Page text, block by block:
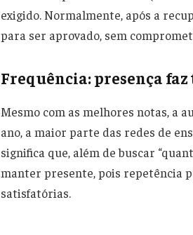
exigido. Normalmente, após a
para ser aprovado, sem
Frequência: presença
Mesmo com as melhores notas, a
ano, a maior parte das redes de
significa que, além de buscar
manter presente, pois repetência
satisfatórias.